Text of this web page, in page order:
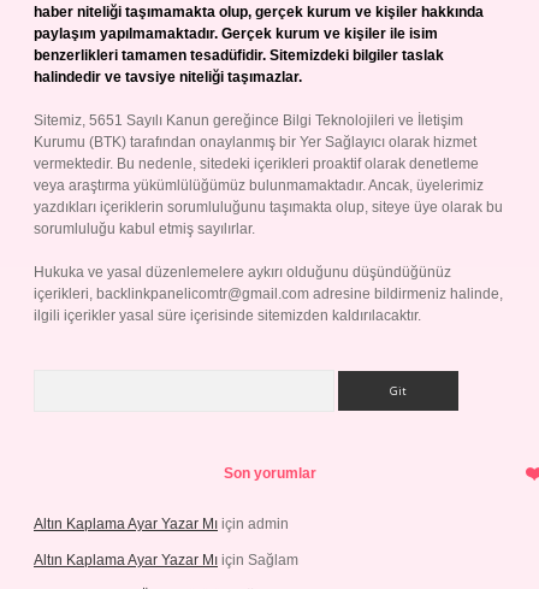
haber niteliği taşımamakta olup, gerçek kurum ve kişiler hakkında
paylaşım yapılmamaktadır. Gerçek kurum ve kişiler ile isim
benzerlikleri tamamen tesadüfidir. Sitemizdeki bilgiler taslak
halindedir ve tavsiye niteliği taşımazlar.
Sitemiz, 5651 Sayılı Kanun gereğince Bilgi Teknolojileri ve İletişim
Kurumu (BTK) tarafından onaylanmış bir Yer Sağlayıcı olarak hizmet
vermektedir. Bu nedenle, sitedeki içerikleri proaktif olarak denetleme
veya araştırma yükümlülüğümüz bulunmamaktadır. Ancak, üyelerimiz
yazdıkları içeriklerin sorumluluğunu taşımakta olup, siteye üye olarak bu
sorumluluğu kabul etmiş sayılırlar.
Hukuka ve yasal düzenlemelere aykırı olduğunu düşündüğünüz
içerikleri, backlinkpanelicomtr@gmail.com adresine bildirmeniz halinde,
ilgili içerikler yasal süre içerisinde sitemizden kaldırılacaktır.
Son yorumlar
Altın Kaplama Ayar Yazar Mı için admin
Altın Kaplama Ayar Yazar Mı için Sağlam